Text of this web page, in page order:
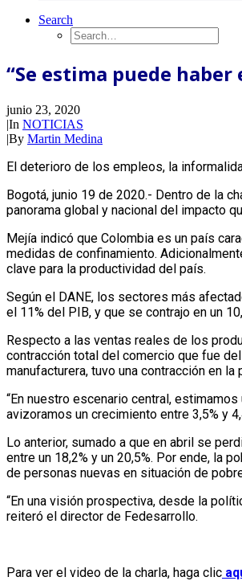
Search
“Se estima puede
junio 23, 2020
|In NOTICIAS
|By Martin Medina
El deterioro de los empleos, la
Bogotá, junio 19 de 2020.- Dentro de la
panorama global y nacional del impacto
Mejía indicó que Colombia es un país
medidas de confinamiento.
clave para la productividad del país.
Según el DANE, los sectores más
el 11% del PIB, y que se contrajo en un
Respecto a las ventas reales de los
contracción total del comercio que fue
manufacturera, tuvo una contracción en
“En nuestro escenario central,
avizoramos un crecimiento entre 3,5% y
Lo anterior, sumado a que en abril se
entre un 18,2% y un 20,5%. Por ende, la
de personas nuevas en situación de
“En una visión prospectiva, desde la
reiteró el director de Fedesarrollo.
Para ver el video de la charla, haga clic